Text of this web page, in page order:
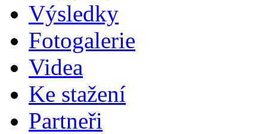
Výsledky
Fotogalerie
Videa
Ke stažení
Partneři